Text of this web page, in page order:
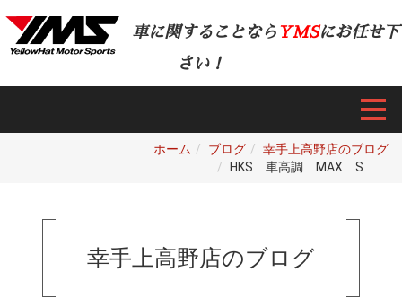
車に関することなら YMSにお任せ下
さい！
ホーム ブログ
幸手上高野店のブログ
HKS 車高調 MAX S
幸手上高野店のブログ